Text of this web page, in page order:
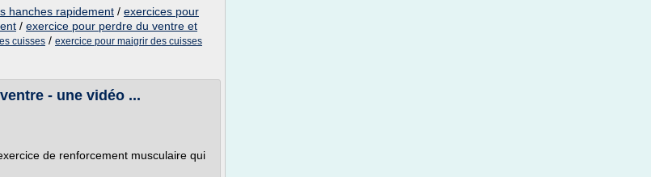
hanches rapidement / exercices pour
/ exercice pour perdre du ventre et
cuisses / exercice pour maigrir des cuisses
- une vidéo ...
de renforcement musculaire qui